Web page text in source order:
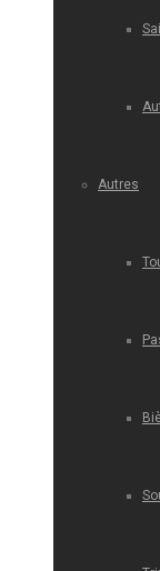
Autres